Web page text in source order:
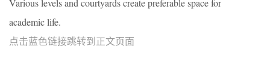
Various levels and courtyards create preferable space for
academic life.
点击蓝色链接跳转到正文页面